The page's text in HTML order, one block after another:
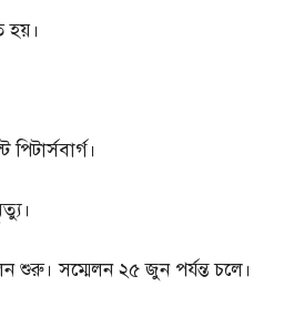
হয়।
শুরু। সম্মেলন ২৫ জুন পর্যন্ত চলে।